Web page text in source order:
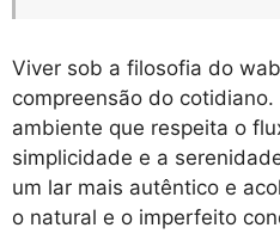
Viver sob a filosofia do
compreensão do
ambiente que respeita o
simplicidade e a
um lar mais autêntico e
o natural e o imperfeito